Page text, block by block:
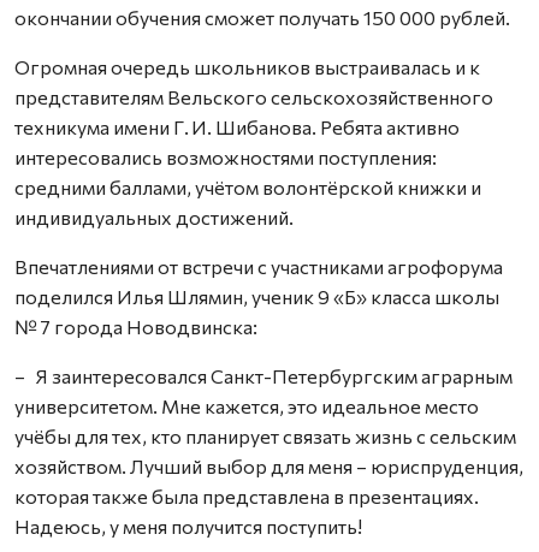
окончании обучения сможет получать 150 000 рублей.
Огромная очередь школьников выстраивалась и к
представителям Вельского сельскохозяйственного
техникума имени Г. И. Шибанова. Ребята активно
интересовались возможностями поступления:
средними баллами, учётом волонтёрской книжки и
индивидуальных достижений.
Впечатлениями от встречи с участниками агрофорума
поделился Илья Шлямин, ученик 9 «Б» класса школы
№ 7 города Новодвинска:
– Я заинтересовался Санкт-Петербургским аграрным
университетом. Мне кажется, это идеальное место
учёбы для тех, кто планирует связать жизнь с сельским
хозяйством. Лучший выбор для меня – юриспруденция,
которая также была представлена в презентациях.
Надеюсь, у меня получится поступить!